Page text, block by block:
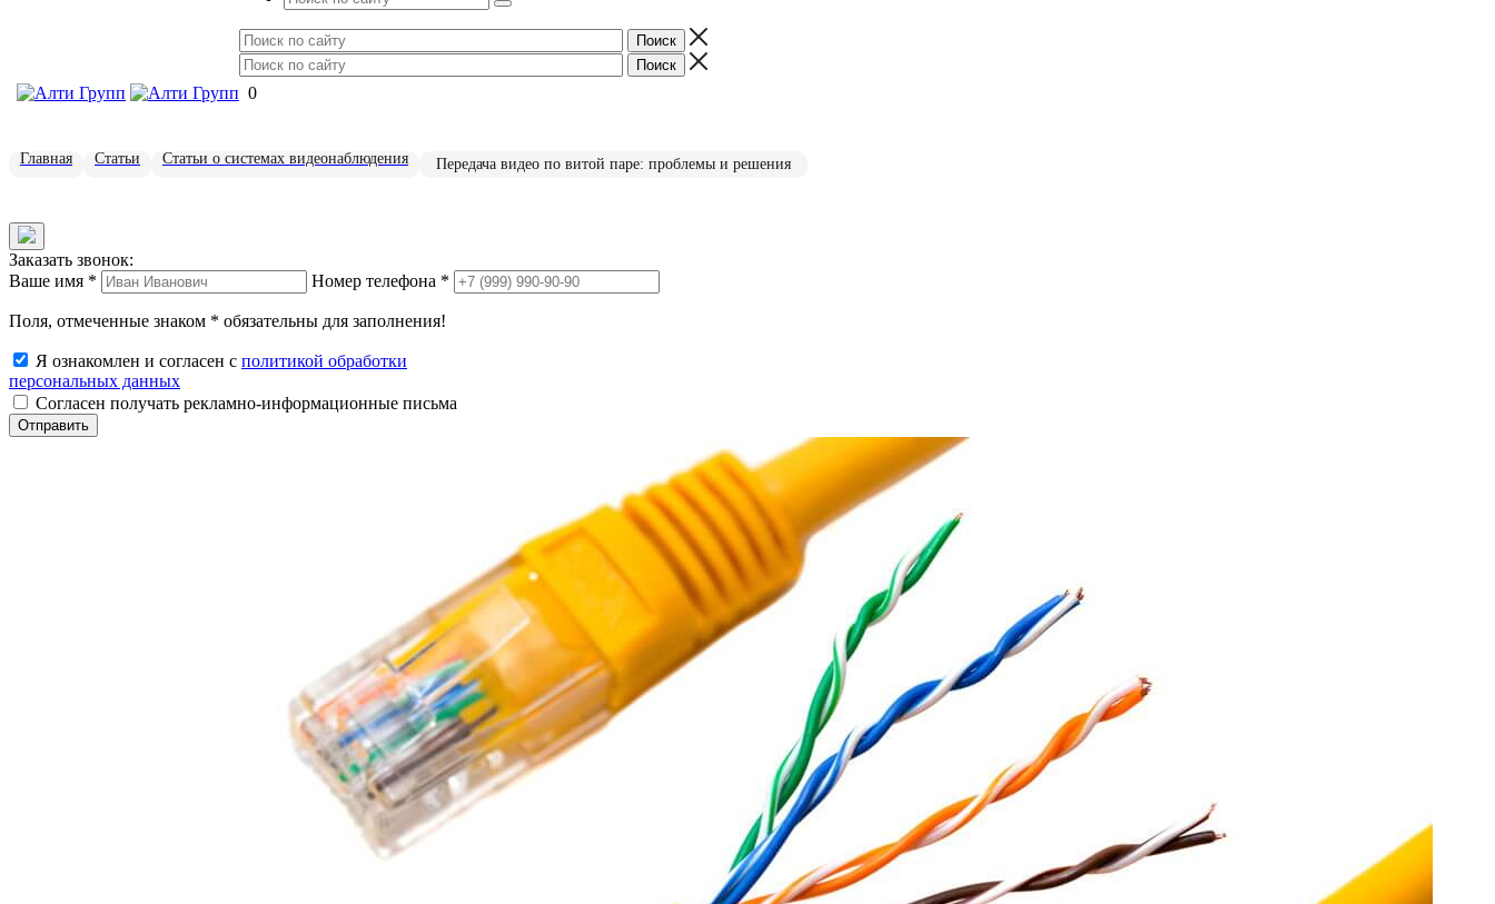
0
Главная Статьи Статьи о системах видеонаблюдения Передача видео по витой паре: проблемы и решения
Заказать звонок:
Ваше имя * Номер телефона *
Поля, отмеченные знаком * обязательны для заполнения!
Я ознакомлен и согласен с политикой обработки
персональных данных
Согласен получать рекламно-информационные письма
Отправить